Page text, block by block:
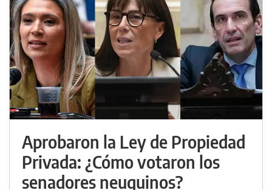
Aprobaron la Ley de Propiedad
Privada: ¿Cómo votaron los
senadores neuquinos?